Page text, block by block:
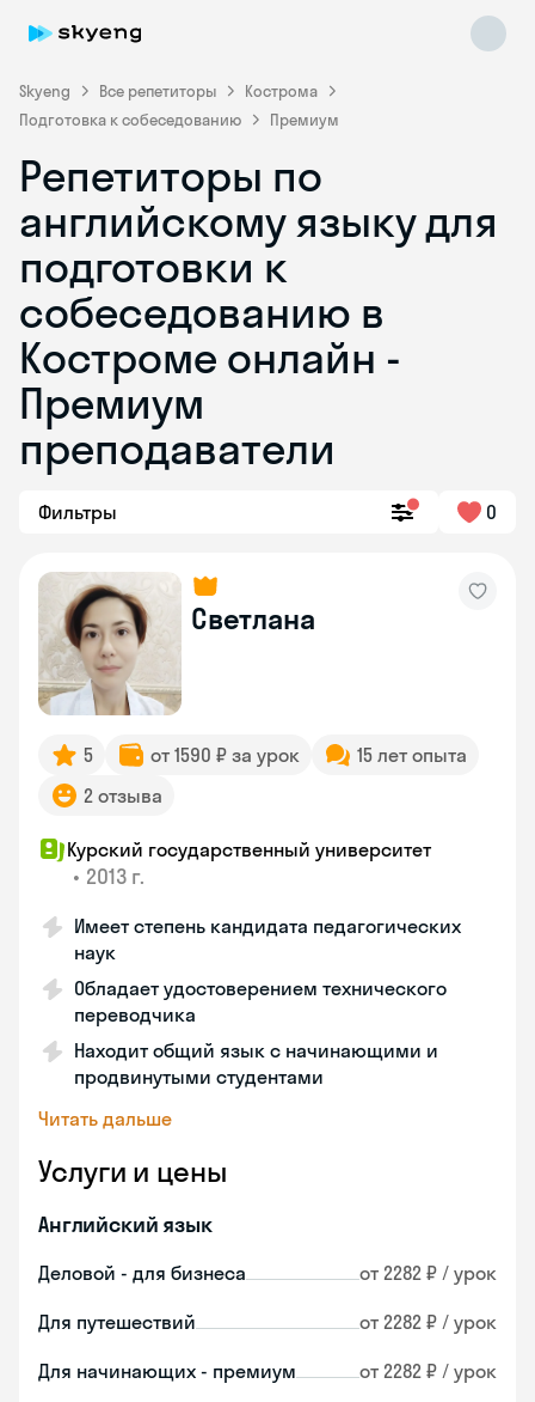
Skyeng Все репетиторы
Кострома
Подготовка к собеседованию
Премиум
Репетиторы по
английскому языку для
подготовки к
собеседованию в
Костроме онлайн -
Премиум
преподаватели
Фильтры 0
Светлана
5 от 1590 ₽ за урок
15 лет опыта
2 отзыва
Курский государственный университет
• 2013 г.
Имеет степень кандидата педагогических
наук
Обладает удостоверением технического
переводчика
Находит общий язык с начинающими и
продвинутыми студентами
Читать дальше
Услуги и цены
Английский язык
Деловой - для бизнеса от 2282 ₽ / урок
Для путешествий от 2282 ₽ / урок
Для начинающих - премиум от 2282 ₽ / урок
Skyeng Chat